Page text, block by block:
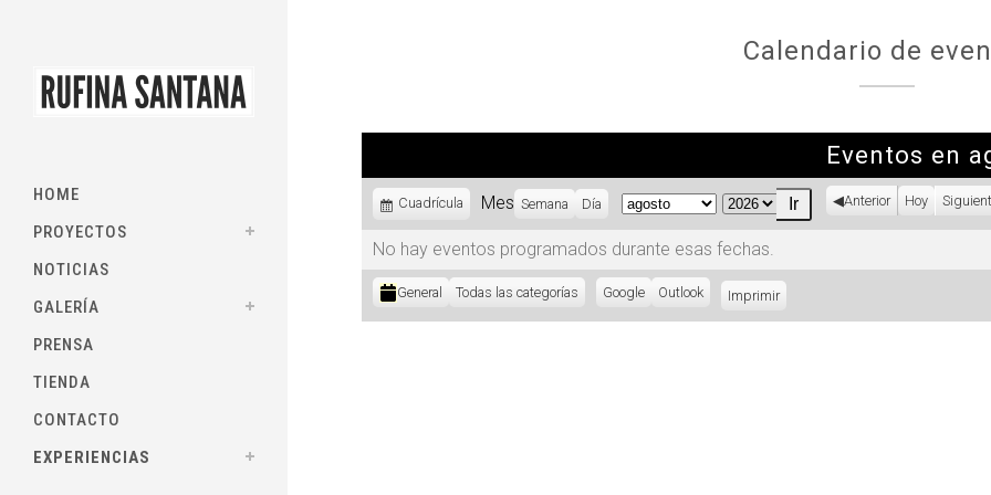
HOME
PROYECTOS
NOTICIAS
GALERÍA
PRENSA
TIENDA
CONTACTO
EXPERIENCIAS
Calendario de
Eventos en
Ver
Cuadrícula Mes Semana Día
Mes
Año
Anterior Hoy
No hay eventos programados durante esas fechas.
Categorías
General Todas las categorías
Subscribe
Google
Subscribe
Outlook ImprimirVistas